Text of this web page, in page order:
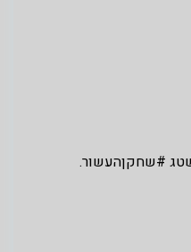
#שחקןהעשור.